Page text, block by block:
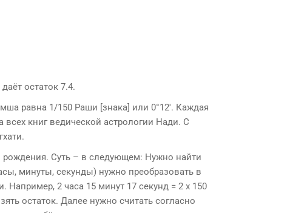
остаток 7.4.
равна 1/150 Раши [знака] или 0°12′. Каждая
всех книг ведической астрологии Нади. С
рождения. Суть – в следующем: Нужно найти
минуты, секунды) нужно преобразовать в
Например, 2 часа 15 минут 17 секунд = 2 х 150
остаток. Далее нужно считать согласно